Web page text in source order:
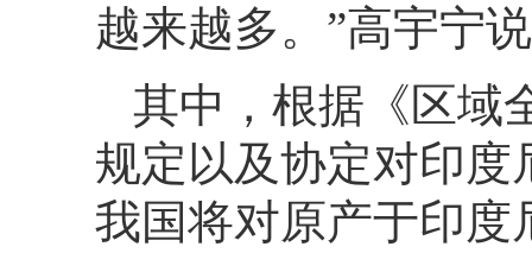
越来越多。”高宇宁
其中，根据《区域
规定以及协定对印度
我国将对原产于印度